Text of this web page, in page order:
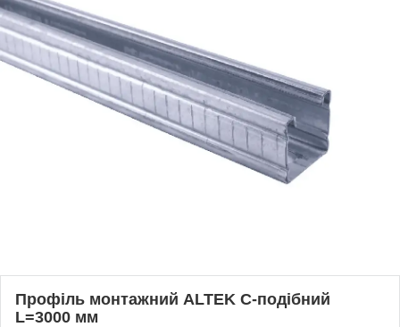
Профіль монтажний ALTEK С-подібний
L=3000 мм